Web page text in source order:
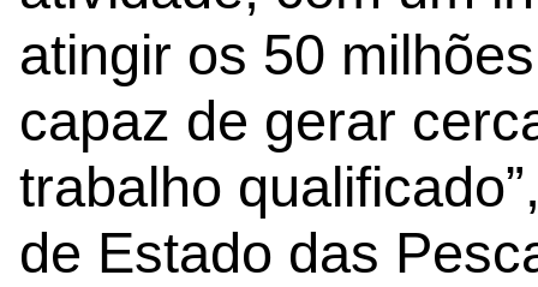
atingir os 50
capaz de gerar
trabalho
de Estado das